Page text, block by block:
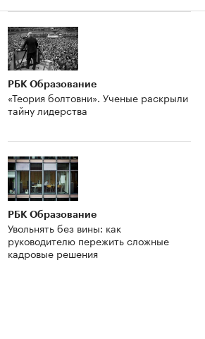
РБК Образование
«Теория болтовни». Ученые раскрыли
тайну лидерства
РБК Образование
Увольнять без вины: как
руководителю пережить сложные
кадровые решения